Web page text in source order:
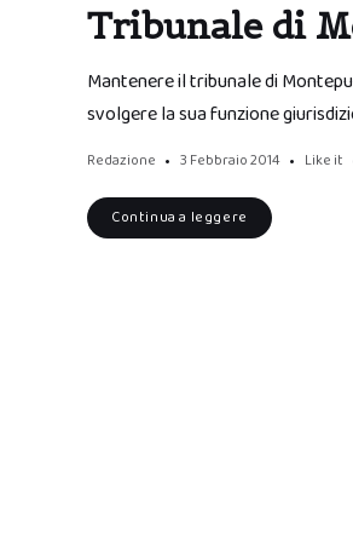
Tribunale di
Mantenere il tribunale di
svolgere la sua funzione
Redazione 3 Febbraio 2014 Like it
Continua a leggere